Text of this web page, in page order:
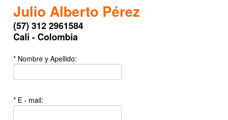
Julio Alberto Pérez
(57) 312 2961584
Cali - Colombia
* Nombre y Apellido:
* E - mail: